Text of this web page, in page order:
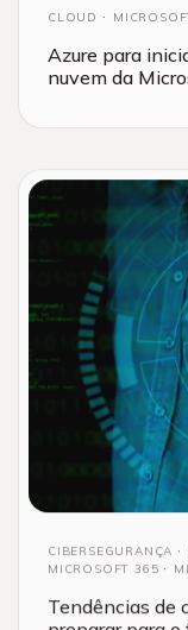
CLOUD
Azure para
nuvem da
CIBERSEGURANÇA
MICROSOFT 365
Tendências de